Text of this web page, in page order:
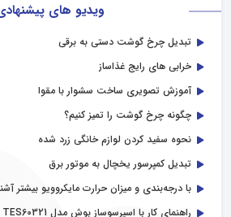
ویدیو های
تبدیل چرخ گوشت دستی به برقی
خرابی‌ های رایج غذاساز
آموزش تصویری ساخت سشوار با مقوا
چگونه چرخ گوشت را تمیز کنیم؟
نحوه سفید کردن لوازم خانگی زرد شده
تبدیل کمپرسور یخچال به موتور برق
با درجه‌بندی و میزان حرارت مایکروویو بیشتر
راهنمای کار با اسپرسوساز بوش مدل veroaroma TES60321